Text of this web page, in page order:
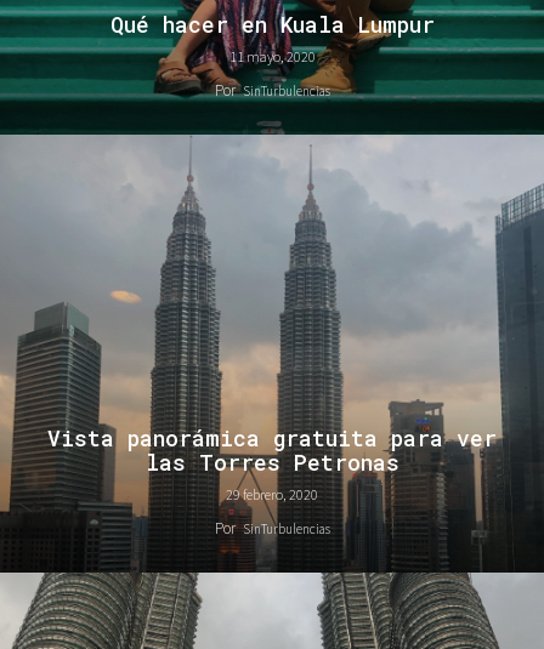
Qué hacer en Kuala Lumpur
11 mayo, 2020
Por SinTurbulencias
Vista panorámica gratuita para ver
las Torres Petronas
29 febrero, 2020
Por SinTurbulencias